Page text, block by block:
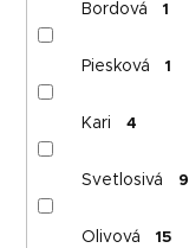
Bordová 1
Piesková 1
Kari 4
Svetlosivá 9
Olivová 15